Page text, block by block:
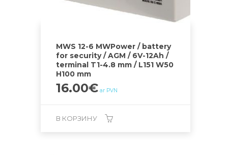
MWS 12-6 MWPower / battery
for security / AGM / 6V-12Ah /
terminal T1-4.8 mm / L151 W50
H100 mm
16.00€ ar PVN
В КОРЗИНУ